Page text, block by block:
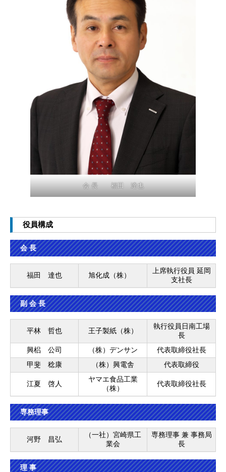
会 長 福田 達也
役員構成
会 長
福田 達也 旭化成（株）
上席執行役員 延岡
支社長
副 会 長
平林 哲也 王子製紙（株）
執行役員日南工場
長
興梠 公司
（株）デンサン
代表取締役社長
甲斐 稔康
（株）興電舎 代表取締役
江夏 啓人
ヤマエ食品工業
（株）
代表取締役社長
専務理事
河野 昌弘
（一社）宮崎県工
業会
専務理事 兼 事務局
長
理 事